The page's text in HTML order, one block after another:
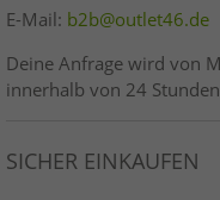
E-Mail: b2b@outlet46.de
Deine Anfrage wird von
innerhalb von 24
SICHER EINKAUFEN